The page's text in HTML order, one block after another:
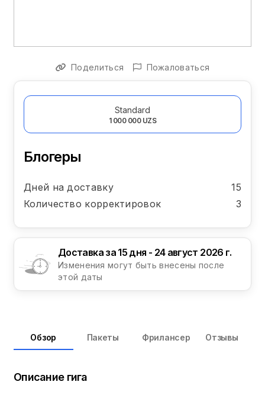
Поделиться Пожаловаться
Standard
1 000 000 UZS
Блогеры
Дней на доставку
15
Количество корректировок
3
Доставка за 15 дня - 24 август 2026 г.
Изменения могут быть внесены после
этой даты
Обзор Пакеты Фрилансер Отзывы
Описание гига